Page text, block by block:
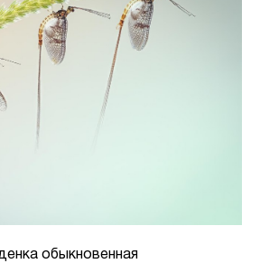
обыкновенная